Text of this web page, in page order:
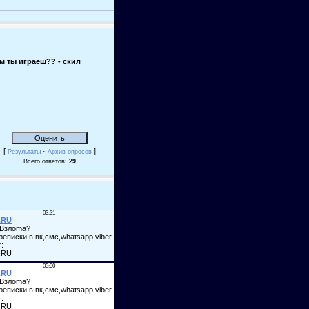
ты играеш?? - скил
[ Результаты · Архив опросов ]
Всего ответов: 29